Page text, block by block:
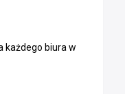
każdego biura w